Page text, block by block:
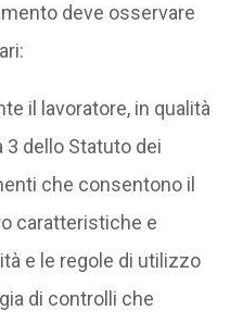
deve osservare
il lavoratore, in qualità
dello Statuto dei
che consentono il
caratteristiche e
e le regole di utilizzo
di controlli che